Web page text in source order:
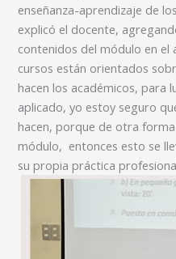
enseñanza-aprendizaje de
explicó el docente,
contenidos del módulo en el
cursos están orientados
hacen los académicos, para
aplicado, yo estoy seguro
hacen, porque de otra
módulo, entonces esto se
su propia práctica